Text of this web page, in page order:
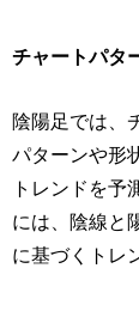
チャートパタ
陰陽足では、
パターンや形
トレンドを予
には、陰線と
に基づくトレ